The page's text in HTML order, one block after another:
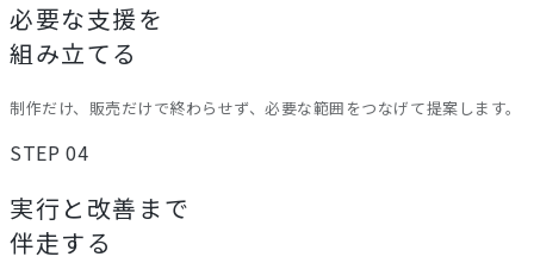
必要な支援を
組み立てる
制作だけ、販売だけで終わらせず、必要な範囲をつなげて提案します。
STEP 04
実行と改善まで
伴走する